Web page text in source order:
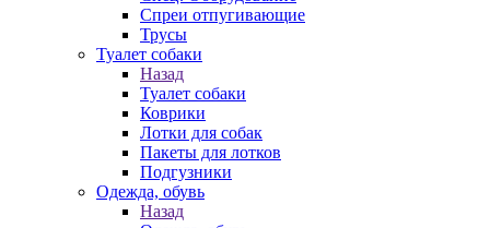
Спреи отпугивающие
Трусы
Туалет собаки
Назад
Туалет собаки
Коврики
Лотки для собак
Пакеты для лотков
Подгузники
Одежда, обувь
Назад